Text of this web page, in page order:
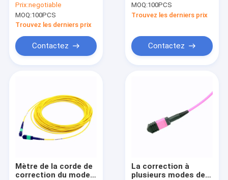
Prix:negotiable
MOQ:100PCS
Trouvez les derniers prix
Contactez
MPO raccordent la
corde LSZH 1M Type
MOQ:100PCS
Trouvez les derniers prix
Contactez
Mètre de la corde de
correction du mode
La correction à
plusieurs modes de